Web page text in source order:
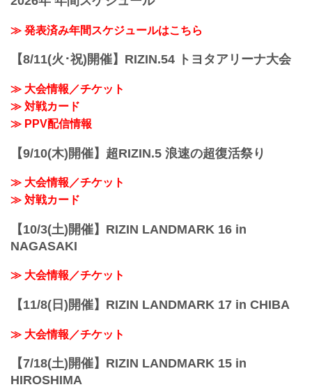
≫ 発表済み年間スケジュールはこちら
【8/11(火･祝)開催】RIZIN.54 トヨタアリーナ大会
≫ 大会情報／チケット
≫ 対戦カード
≫ PPV配信情報
【9/10(木)開催】超RIZIN.5 浪速の超復活祭り
≫ 大会情報／チケット
≫ 対戦カード
【10/3(土)開催】RIZIN LANDMARK 16 in
NAGASAKI
≫ 大会情報／チケット
【11/8(日)開催】RIZIN LANDMARK 17 in CHIBA
≫ 大会情報／チケット
【7/18(土)開催】RIZIN LANDMARK 15 in
HIROSHIMA